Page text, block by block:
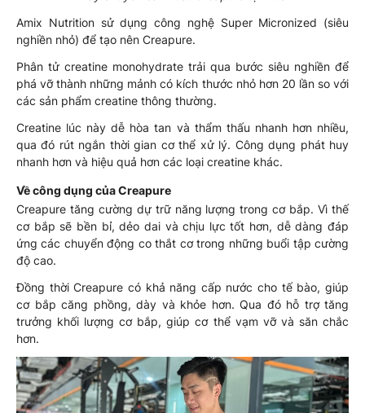
Amix Nutrition sử dụng công nghệ Super Micronized (siêu
nghiền nhỏ) để tạo nên Creapure.
Phân tử creatine monohydrate trải qua bước siêu nghiền để
phá vỡ thành những mảnh có kích thước nhỏ hơn 20 lần so với
các sản phẩm creatine thông thường.
Creatine lúc này dễ hòa tan và thẩm thấu nhanh hơn nhiều,
qua đó rút ngắn thời gian cơ thể xử lý. Công dụng phát huy
nhanh hơn và hiệu quả hơn các loại creatine khác.
Về công dụng của Creapure
Creapure tăng cường dự trữ năng lượng trong cơ bắp. Vì thế
cơ bắp sẽ bền bỉ, dẻo dai và chịu lực tốt hơn, dễ dàng đáp
ứng các chuyển động co thắt cơ trong những buổi tập cường
độ cao.
Đồng thời Creapure có khả năng cấp nước cho tế bào, giúp
cơ bắp căng phồng, dày và khỏe hơn. Qua đó hỗ trợ tăng
trưởng khối lượng cơ bắp, giúp cơ thể vạm vỡ và săn chắc
hơn.